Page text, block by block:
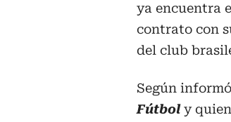
ya encuentra
contrato con
del club
Según informó
Fútboly quien